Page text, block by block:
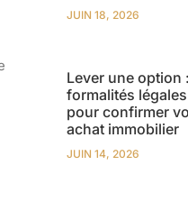
JUIN 18, 2026
Lever une option
formalités légales
pour confirmer
achat immobilier
JUIN 14, 2026